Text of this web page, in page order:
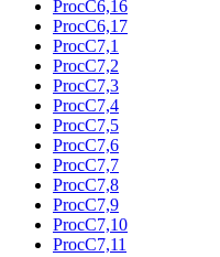
ProcC6,16
ProcC6,17
ProcC7,1
ProcC7,2
ProcC7,3
ProcC7,4
ProcC7,5
ProcC7,6
ProcC7,7
ProcC7,8
ProcC7,9
ProcC7,10
ProcC7,11